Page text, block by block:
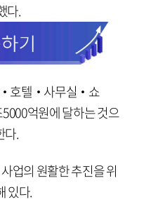
다.
‧호텔‧사무실‧쇼
억원에 달하는 것으
다.
업의 원활한 추진을 위
있다.